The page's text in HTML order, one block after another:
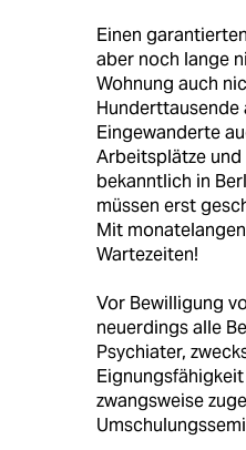
Einen
aber noch lange
Wohnung auch
Hunderttausende
Eingewanderte
Arbeitsplätze
bekanntlich in
müssen erst
Mit
Wartezeiten!
Vor Bewilligung
neuerdings alle
Psychiater,
zwangsweise